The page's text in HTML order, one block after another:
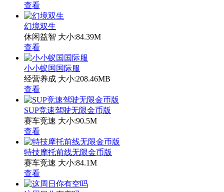
查看
幻境双生
休闲益智 大小:84.39M
查看
小小蚁国国际服
经营养成 大小:208.46MB
查看
SUP竞速驾驶无限金币版
赛车竞速 大小:90.5M
查看
特技摩托前线无限金币版
赛车竞速 大小:84.1M
查看